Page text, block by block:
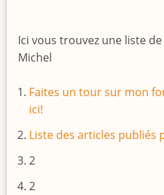
Ici vous trouvez une liste
Michel
Faites un tour sur mon
ici!
Liste des articles publiés
2
2